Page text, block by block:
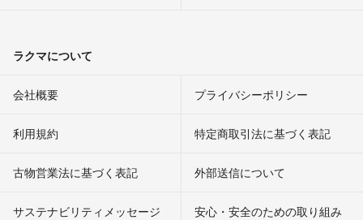
ラクマについて
会社概要 プライバシーポリシー
利用規約 特定商取引法に基づく表記
古物営業法に基づく表記 外部送信について
サステナビリティメッセージ 安心・安全のための取り組み